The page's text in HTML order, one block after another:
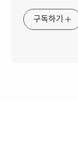
구독하기